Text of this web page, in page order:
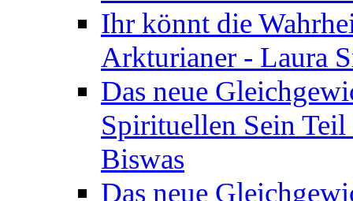
Ihr könnt die
Arkturianer - Laura
Das neue
Spirituellen Sein
Biswas
Das neue